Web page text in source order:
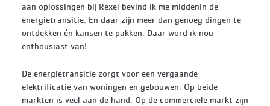
aan oplossingen bij Rexel bevind ik me middenin de
energietransitie. En daar zijn meer dan genoeg dingen te
ontdekken én kansen te pakken. Daar word ik nou
enthousiast van!
De energietransitie zorgt voor een vergaande
elektrificatie van woningen en gebouwen. Op beide
markten is veel aan de hand. Op de commerciële markt zijn